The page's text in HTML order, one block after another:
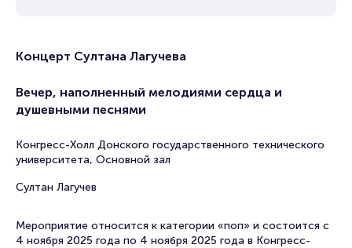
Концерт Султана Лагучева
Вечер, наполненный мелодиями сердца и
душевными песнями
Конгресс-Холл Донского государственного технического
университета, Основной зал
Султан Лагучев
Мероприятие относится к категории «поп» и состоится с
4 ноября 2025 года по 4 ноября 2025 года в Конгресс-